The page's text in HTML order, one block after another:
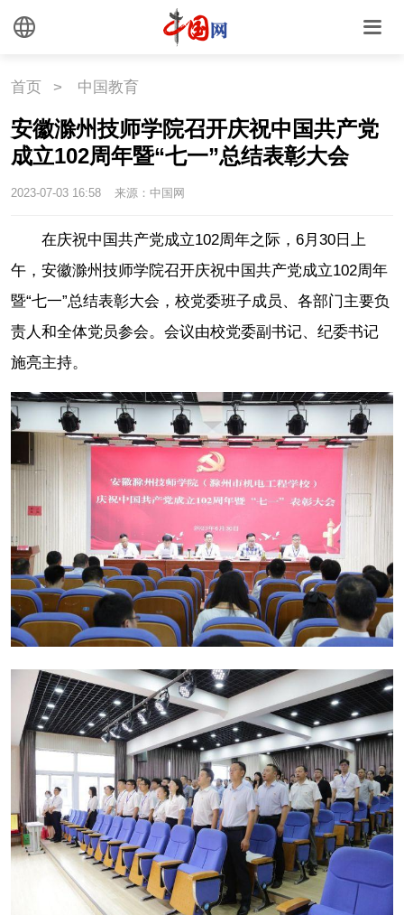
首页 > 中国教育
安徽滁州技师学院召开庆祝中国共产党
成立102周年暨“七一”总结表彰大会
2023-07-03 16:58 来源：中国网
在庆祝中国共产党成立102周年之际，6月30日上
午，安徽滁州技师学院召开庆祝中国共产党成立102周年
暨“七一”总结表彰大会，校党委班子成员、各部门主要负
责人和全体党员参会。会议由校党委副书记、纪委书记
施亮主持。